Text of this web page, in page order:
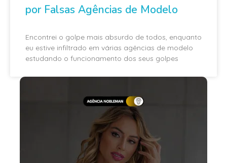
por Falsas Agências de Modelo
Encontrei o golpe mais absurdo de todos, enquanto
eu estive infiltrado em várias agências de modelo
estudando o funcionamento dos seus golpes